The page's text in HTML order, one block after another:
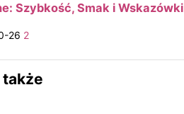
Szybkość, Smak i Wskazówki
26 2